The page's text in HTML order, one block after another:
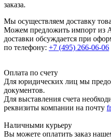
заказа.
Мы осуществляем доставку
Можем предложить импорт из
доставки обсуждается при
по телефону: +7 (495) 266-06-06
Оплата по счету
Для юридических лиц мы
документов.
Для выставления счета
реквизиты компании на почту
Наличными курьеру
Вы можете оплатить заказ